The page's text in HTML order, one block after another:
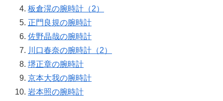
板倉滉の腕時計（2）
正門良規の腕時計
佐野晶哉の腕時計
川口春奈の腕時計（2）
堺正章の腕時計
京本大我の腕時計
岩本照の腕時計